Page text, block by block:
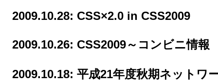
2009.10.28: CSS×2.0 in CSS2009
2009.10.26: CSS2009～コンビニ情報
2009.10.18: 平成21年度秋期ネットワ